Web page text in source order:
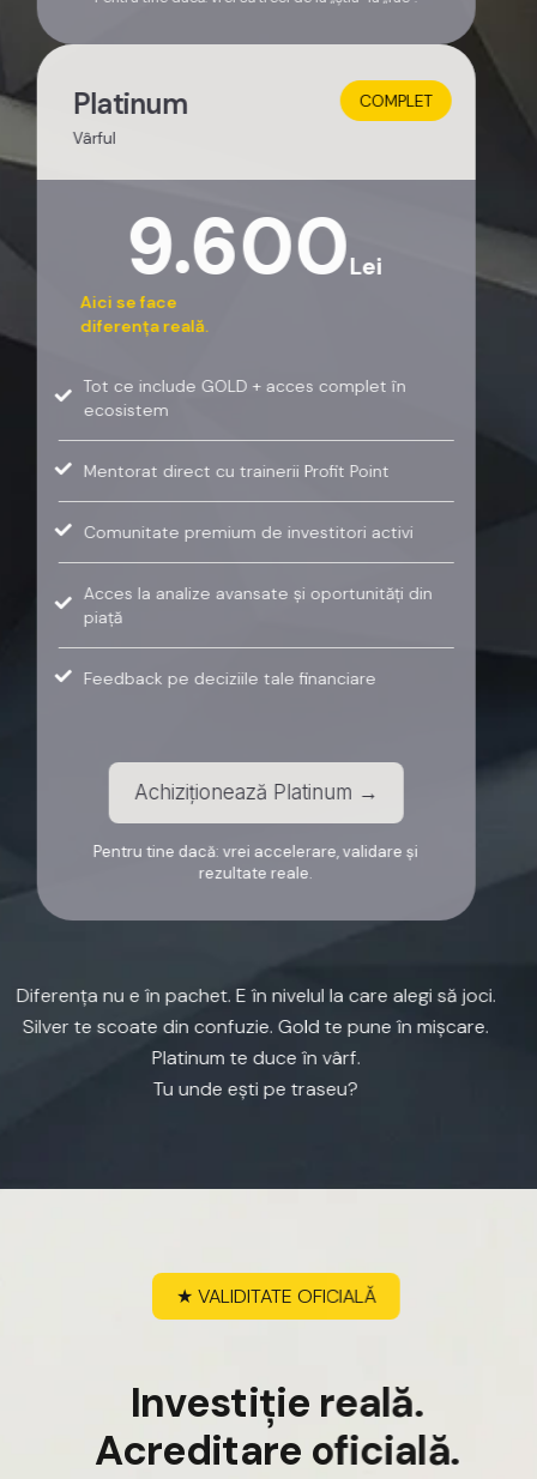
Platinum
Vârful
9.600Lei
Aici se face
diferența reală.
Tot ce include GOLD + acces complet în
ecosistem
Mentorat direct cu trainerii Profit Point
Comunitate premium de investitori activi
Acces la analize avansate și oportunități din
piață
Feedback pe deciziile tale financiare
Achiziționează Platinum →
Pentru tine dacă: vrei accelerare, validare și
rezultate reale.
COMPLET
Diferența nu e în pachet. E în nivelul la care alegi să joci.
Silver te scoate din confuzie. Gold te pune în mișcare.
Platinum te duce în vârf.
Tu unde ești pe traseu?
VALIDITATEOFICIALĂ
nvestiție r eală.
Acreditareo ficială.